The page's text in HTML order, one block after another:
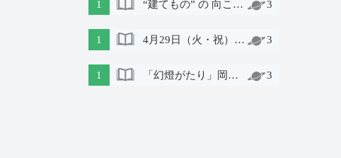
1 “建てもの” の 向こう側には 諏訪 がある 3
1 4月29日（火・祝）上映会「そういうわけで」〜障がいのある人と地域の人が演劇づくりに取り組んだ記録〜 3
1 「幻燈がたり」岡谷編 8.6Sat、8.7Sun 3